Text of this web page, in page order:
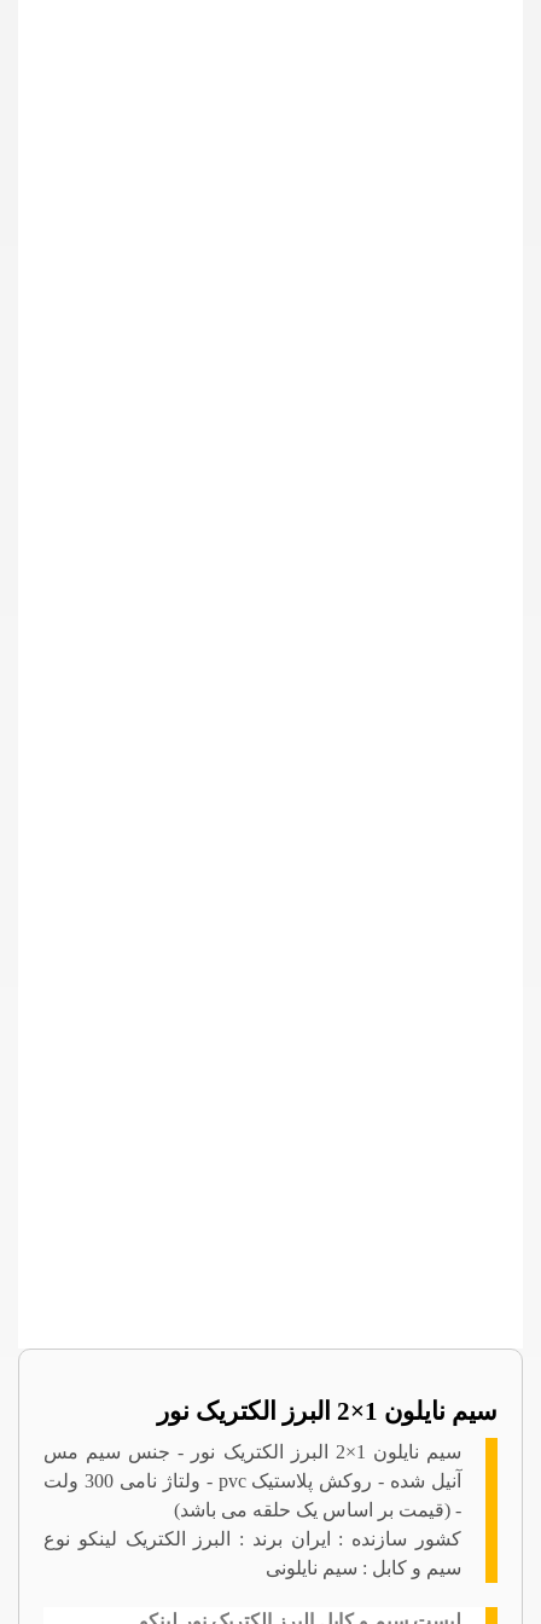
سیم نایلون 1×2 البرز الکتریک نور
سیم نایلون 1×2 البرز الکتریک نور - جنس سیم مس
آنیل شده - روکش پلاستیک pvc - ولتاژ نامی 300 ولت
- (قیمت بر اساس یک حلقه می باشد)
کشور سازنده : ایران برند : البرز الکتریک لینکو نوع
سیم و کابل : سیم نایلونی